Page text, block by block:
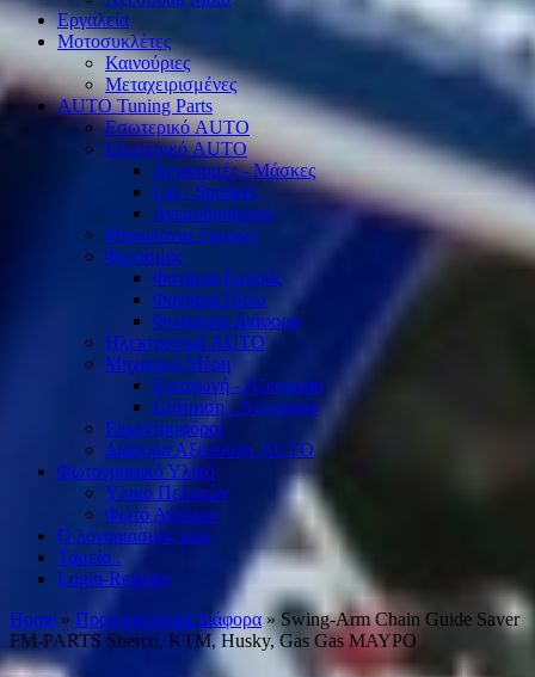
Εργαλεία
Μοτοσυκλέτες
Καινούριες
Μεταχειρισμένες
AUTO Tuning Parts
Εσωτερικό AUTO
Εξωτερικό AUTO
Αεροτομές - Μάσκες
Lip - Spoilers
Ανεμοθραύστες
Μπουλόνια Τροχών
Φωτισμός
Φανάρια Εμπρός
Φανάρια Πίσω
Φωτισμός Διάφορα
Ηλεκτρονικά AUTO
Μηχανικά Μέρη
Εισαγωγή - Αξεσουάρ
Εξάτμιση - Αξεσουάρ
Εκκεντροφόροι
Διάφορα Αξεσουάρ AUTO
Φωτογραφικό Υλικό
Υλικό Πελατών
Φωτό Αγώνων
Ο λογαριασμός μου
Ταμείο .
Login-Register
Home » Προστατευτικά Διάφορα » Swing-Arm Chain Guide Saver
FM-PARTS Sherco, KTM, Husky, Gas Gas ΜΑΥΡΟ